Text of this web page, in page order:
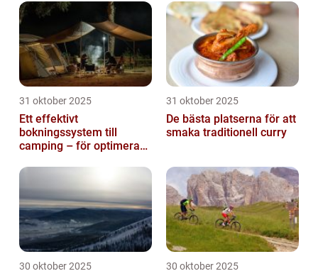
31 oktober 2025
Ett effektivt
bokningssystem till
camping – för optimerad
31 oktober 2025
De bästa platserna för att
smaka traditionell curry
30 oktober 2025 30 oktober 2025